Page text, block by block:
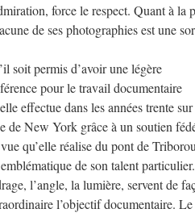
force le respect. Quant à la
de ses photographies est une
soit permis d’avoir une légère
pour le travail documentaire
effectue dans les années trente
de New York grâce à un soutien
qu’elle réalise du pont de
de son talent
l’angle, la lumière, servent de
l’objectif documentaire. Le